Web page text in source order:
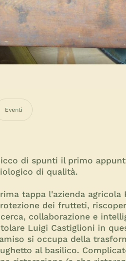
Eventi
di spunti il primo
di qualità.
tappa l'azienda agricola
dei frutteti,
collaborazione e
Luigi Castiglioni in
si occupa della
al basilico.